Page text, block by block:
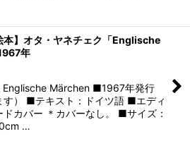
本】オタ・ヤネチェク「Englische
年
Märchen ■1967年発行
す） ■テキスト：ドイツ語 ■エディ
ドカバー ＊カバーなし。 ■サイズ：
…